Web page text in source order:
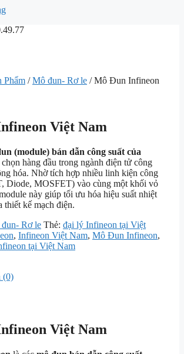
Phẩm /Mô đun- Rơ le / Mô Đun Infineon
Việt Nam
(module) bán dẫn công suất của
hàng đầu trong ngành điện tử công
hóa. Nhờ tích hợp nhiều linh kiện công
Diode, MOSFET) vào cùng một khối vỏ
này giúp tối ưu hóa hiệu suất nhiệt
thiết kế mạch điện.
Rơ le Thẻ: đại lý Infineon tại Việt
, Infineon Việt Nam, Mô Đun Infineon,
tại Việt Nam
(0)
Việt Nam